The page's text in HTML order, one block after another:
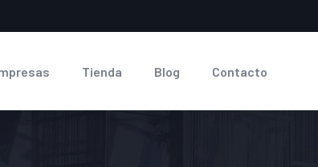
Tienda Blog Contacto